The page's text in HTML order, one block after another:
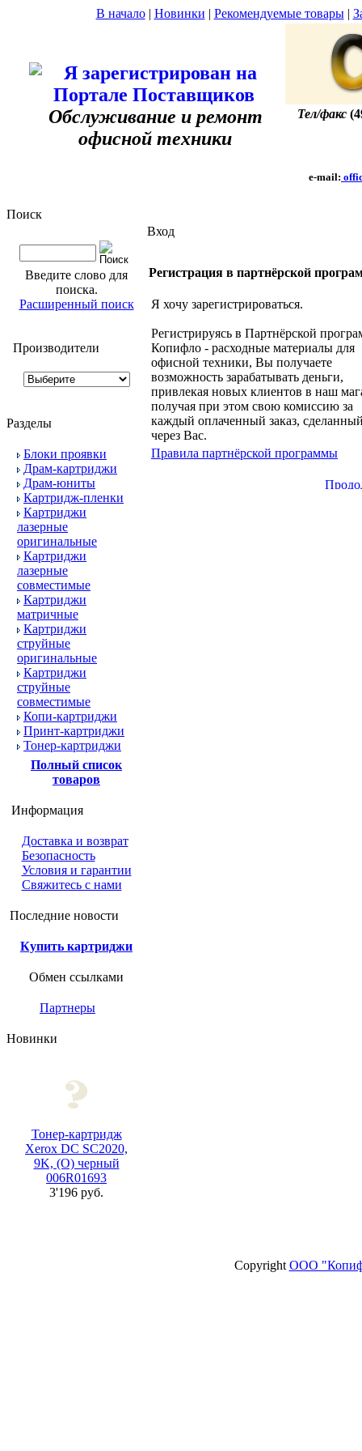
В начало| Новинки | Рекомендуемые товары|
Обслуживание и ремонт
офисной техники
Тел/факс
e-mail:
Поиск
Введите слово для
поиска.
Расширенный поиск
Производители
Разделы
Блоки проявки
Драм-картриджи
Драм-юниты
Картридж-пленки
Картриджи
лазерные
оригинальные
Картриджи
лазерные
совместимые
Картриджи
матричные
Картриджи
струйные
оригинальные
Картриджи
струйные
совместимые
Копи-картриджи
Принт-картриджи
Тонер-картриджи
Полный список
товаров
Информация
Доставка и возврат
Безопасность
Условия и гарантии
Свяжитесь с нами
Последние новости
Купить картриджи
Обмен ссылками
Партнеры
Новинки
Тонер-картридж
Xerox DC SC2020,
9K, (О) черный
006R01693
3'196 руб.
Вход
Регистрация в партнёрской
Я хочу зарегистрироваться.
Регистрируясь в Партнёрской
Копифло - расходные материалы для
офисной техники, Вы получаете
возможность зарабатывать деньги,
привлекая новых клиентов в наш
получая при этом свою комиссию за
каждый оплаченный заказ,
через Вас.
Правила партнёрской программы
Copyright ООО